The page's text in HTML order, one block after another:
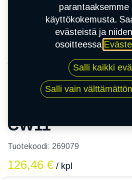
195/75R16C
195/75R16C
CW11
Tuotekoodi: 269079
126,46 € / kpl
parantaaksemme
käyttökokemusta.
evästeistä ja
osoitteessa
Salli kaikki
Salli vain